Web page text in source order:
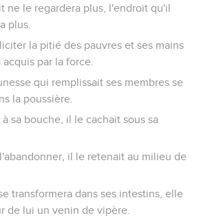
ne le regardera plus, l'endroit qu'il
plus.
la pitié des pauvres et ses mains
par la force.
qui remplissait ses membres se
la poussière.
sa bouche, il le cachait sous sa
il le retenait au milieu de
transformera dans ses intestins, elle
de lui un venin de vipère.